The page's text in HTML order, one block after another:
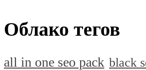
Облако тегов
all in one seo pack black